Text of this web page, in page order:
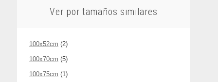
Ver por tamaños similares
100x52cm (2)
100x70cm (5)
100x75cm (1)